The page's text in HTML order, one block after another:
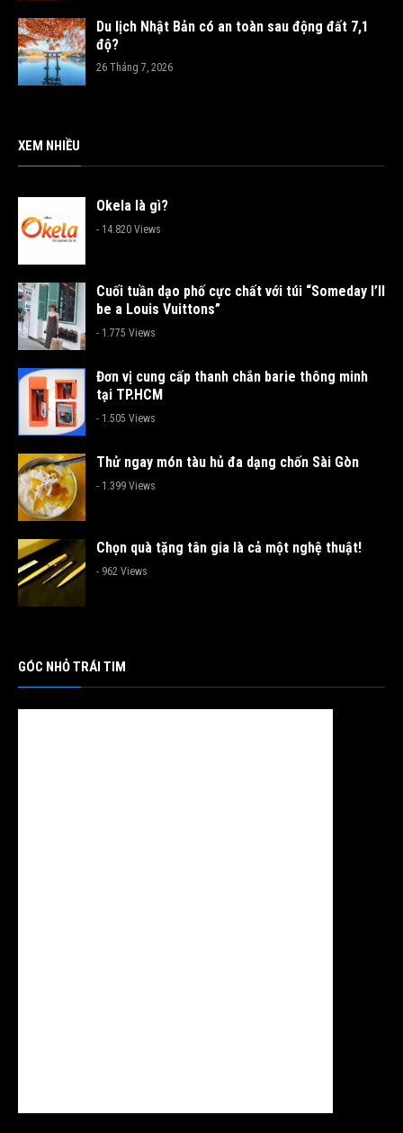
Du lịch Nhật Bản có an toàn sau động đất 7,1
độ?
26 Tháng 7, 2026
XEM NHIỀU
Okela là gì?
- 14.820 Views
Cuối tuần dạo phố cực chất với túi “Someday I’ll
be a Louis Vuittons”
- 1.775 Views
Đơn vị cung cấp thanh chắn barie thông minh
tại TP.HCM
- 1.505 Views
Thử ngay món tàu hủ đa dạng chốn Sài Gòn
- 1.399 Views
Chọn quà tặng tân gia là cả một nghệ thuật!
- 962 Views
GÓC NHỎ TRÁI TIM